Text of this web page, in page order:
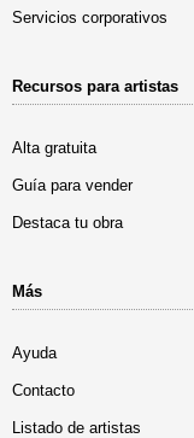
Servicios corporativos
Recursos para artistas
Alta gratuita
Guía para vender
Destaca tu obra
Más
Ayuda
Contacto
Listado de artistas